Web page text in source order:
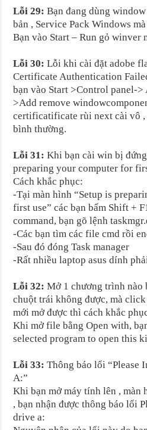
Lỗi 29: Bạn đang dùng
bản , Service Pack Windows
Bạn vào Start – Run gỏ winver
Lỗi 30: Lỗi khi cài đặt adobe
Certificate Authentication
bạn vào Start >Control panel-
>Add remove
certificatificate rùi next cài vô ,
bình thường.
Lỗi 31: Khi bạn cài win bị
preparing your computer for
Cách khắc phục:
-Tại màn hình “Setup is
first use” các bạn bấm Shift +
command, bạn gõ lệnh
-Các bạn tìm các file cmd rồi
-Sau đó đóng Task manager
-Rất nhiều laptop asus dính
Lỗi 32: Mở 1 chương trình nào
chuột trái không được, mà
mới mở được thì cách khắc
Khi mở file bằng Open with,
selected program to open this
Lỗi 33: Thông báo lổi “Please
A:”
Khi bạn mở máy tính lên , màn
, bạn nhận được thông báo lổi
drive a: